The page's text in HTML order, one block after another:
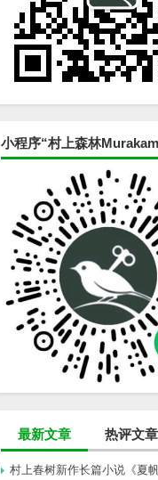
小程序“村上森林
最新文章 热评文章